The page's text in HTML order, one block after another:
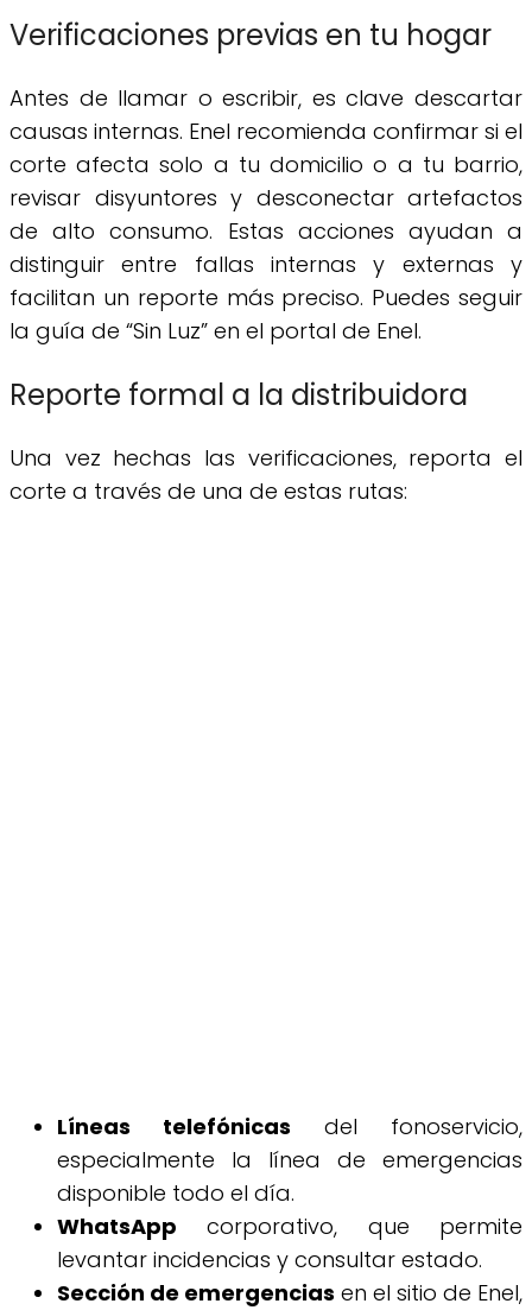
Verificaciones previas en tu hogar
Antes de llamar o escribir, es clave descartar
causas internas. Enel recomienda confirmar si el
corte afecta solo a tu domicilio o a tu barrio,
revisar disyuntores y desconectar artefactos
de alto consumo. Estas acciones ayudan a
distinguir entre fallas internas y externas y
facilitan un reporte más preciso. Puedes seguir
la guía de “Sin Luz” en el portal de Enel.
Reporte formal a la distribuidora
Una vez hechas las verificaciones, reporta el
corte a través de una de estas rutas:
Líneas telefónicas del fonoservicio,
especialmente la línea de emergencias
disponible todo el día.
WhatsApp corporativo, que permite
levantar incidencias y consultar estado.
Sección de emergencias en el sitio de Enel,